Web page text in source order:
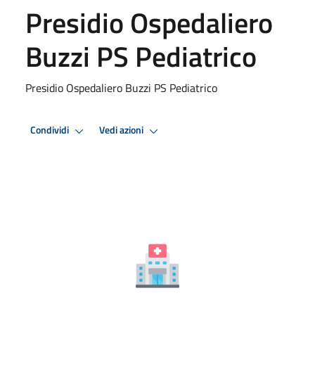
Presidio Ospedaliero
Buzzi PS Pediatrico
Presidio Ospedaliero Buzzi PS Pediatrico
Condividi Vedi azioni